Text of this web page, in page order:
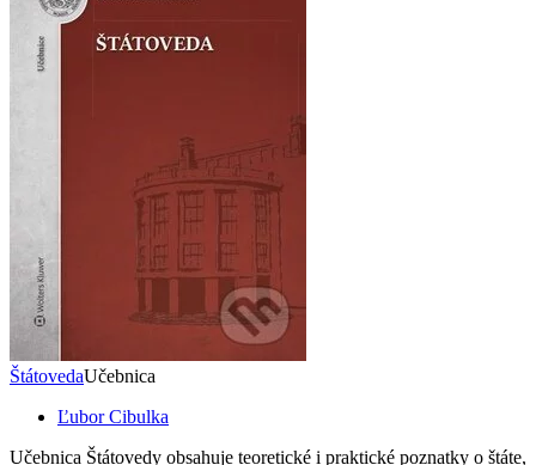
ŠtátovedaUčebnica
Ľubor Cibulka
Učebnica Štátovedy obsahuje teoretické i praktické poznatky o štáte,